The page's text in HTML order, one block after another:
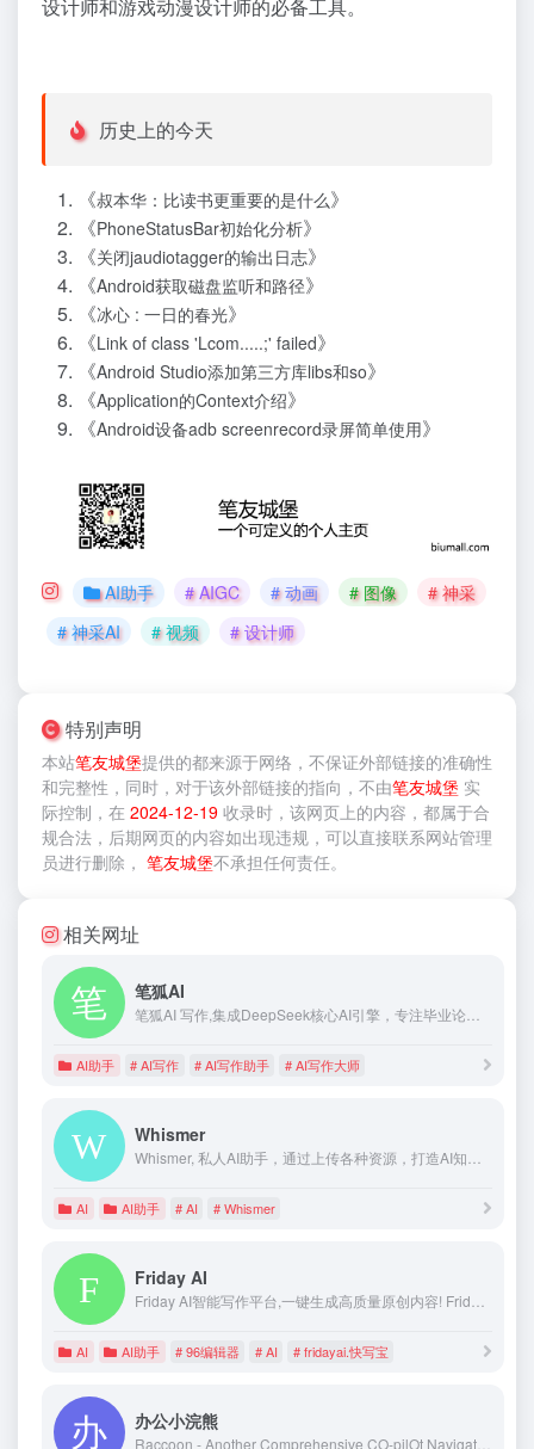
设计师和游戏动漫设计师的必备工具。
历史上的今天
《叔本华：比读书更重要的是什么》
《PhoneStatusBar初始化分析》
《关闭jaudiotagger的输出日志》
《Android获取磁盘监听和路径》
《冰心 : 一日的春光》
《Link of class 'Lcom.....;' failed》
《Android Studio添加第三方库libs和so》
《Application的Context介绍》
《Android设备adb screenrecord录屏简单使用》
AI助手 # AIGC # 动画 # 图像
# 神采
# 神采AI
# 视频 # 设计师
特别声明
本站笔友城堡提供的都来源于网络，不保证外部链接的准确性
和完整性，同时，对于该外部链接的指向，不由笔友城堡 实
际控制，在 2024-12-19 收录时，该网页上的内容，都属于合
规合法，后期网页的内容如出现违规，可以直接联系网站管理
员进行删除， 笔友城堡不承担任何责任。
相关网址
笔狐AI
笔狐AI 写作,集成DeepSeek核心AI引擎，专注毕业论文,毕业设计,学术工作报告,商业方案,商业计划书, 万字论文,一键直出,自动排版,自动校对,智能降重,完整覆盖12大学科、820个专业方向、全球11种语言,AI简历,AIPPT,免费体验。
AI助手 # AI写作 # AI写作助手 # AI写作大师
Whismer
Whismer, 私人AI助手，通过上传各种资源，打造AI知识库，训练专业的AI助手，得到正确的答案。每个人都可以轻松定制自己的AI，并且可以团队共享专业AI。
AI AI助手 # AI # Whismer
Friday AI
Friday AI智能写作平台,一键生成高质量原创内容! Friday AI-国内顶尖算法模型,AI自动生成原创文章,60+丰富写作模板,十大写作场景全覆盖,支持改写,续写,扩写,搜索引擎优化,全场景媒体运营神器!
AI AI助手 # 96编辑器 # AI # fridayai.快写宝
办公小浣熊